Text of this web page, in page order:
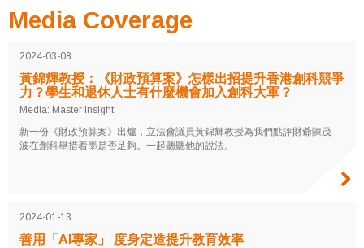
Media Coverage
2024-03-08
黃錦輝教授：《財政預算案》怎樣出招提升香港創科競爭
力？學生和退休人士有什麼機會加入創科大軍？
Media: Master Insight
新一份《財政預算案》出爐，立法會議員黃錦輝教授為我們點評財爺陳茂
波在創科舉措着墨是否足夠。一起聽聽他的說法。
2024-01-13
善用「AI專家」 度身定造提升教育效率